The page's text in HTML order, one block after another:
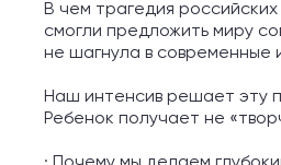
В чем трагедия
смогли предложить миру
не шагнула в современные
Наш интенсив решает эту
Ребенок получает не